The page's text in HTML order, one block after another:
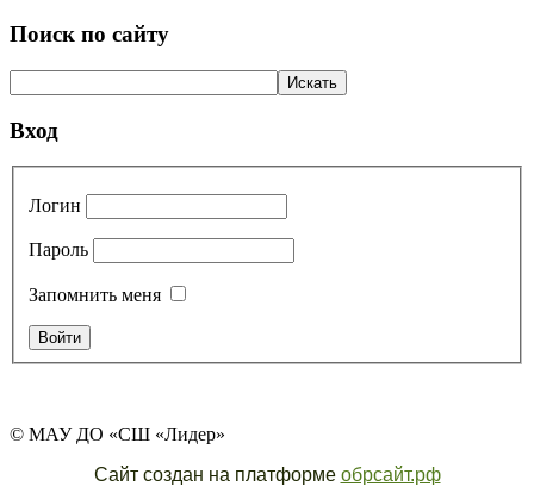
Поиск по сайту
Вход
Логин
Пароль
Запомнить меня
© МАУ ДО «СШ «Лидер»
Сайт создан на платформе обрсайт.рф